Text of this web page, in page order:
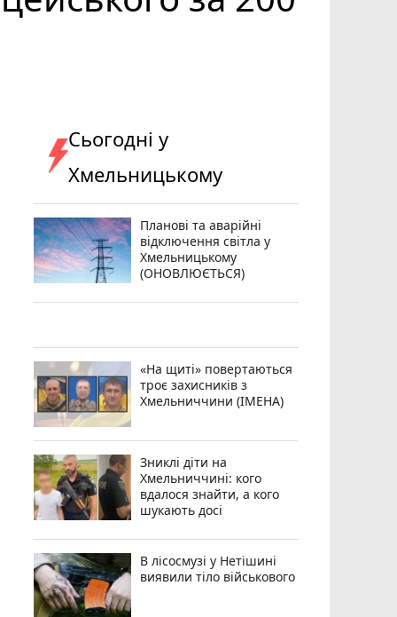
Сьогодні у
Хмельницькому
Планові та аварійні
відключення світла у
Хмельницькому
(ОНОВЛЮЄТЬСЯ)
«На щиті» повертаються
троє захисників з
Хмельниччини (ІМЕНА)
Зниклі діти на
Хмельниччині: кого
вдалося знайти, а кого
шукають досі
В лісосмузі у Нетішині
виявили тіло військового